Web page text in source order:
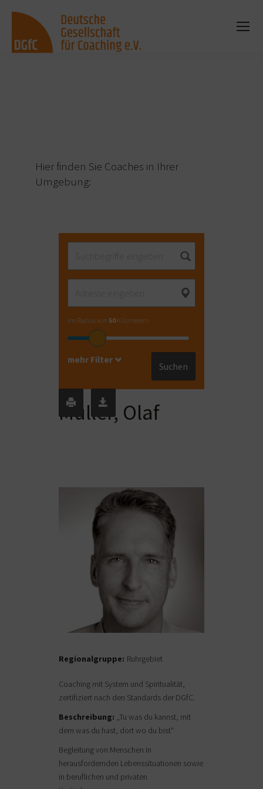
Hier finden Sie Coaches in Ihrer
Umgebung:
im Radius von 50Kilometern
Suchen
mehr Filter
Müller, Olaf
Regionalgruppe: Ruhrgebiet
Coaching mit System und Spiritualität,
zertifiziert nach den Standards der DGfC.
Beschreibung: „Tu was du kannst, mit
dem was du hast, dort wo du bist“
Begleitung von Menschen in
herausfordernden Lebenssituationen sowie
in beruflichen und privaten